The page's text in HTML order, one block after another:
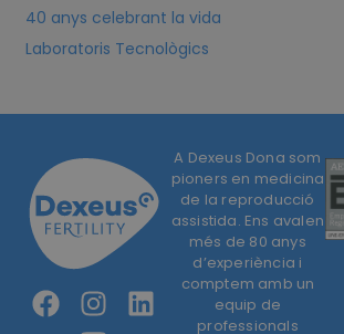
40 anys celebrant la vida
Laboratoris Tecnològics
A Dexeus Dona som
pioners en medicina
de la reproducció
assistida. Ens avalen
més de 80 anys
d’experiència i
comptem amb un
equip de
professionals